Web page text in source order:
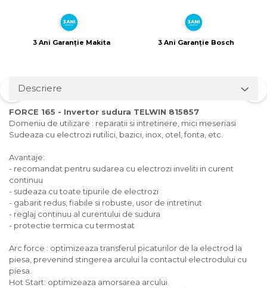
3 Ani Garanție Makita 3 Ani Garanție Bosch
Descriere
FORCE 165 - Invertor sudura TELWIN 815857
Domeniu de utilizare : reparatii si intretinere, mici meseriasi
Sudeaza cu electrozi rutilici, bazici, inox, otel, fonta, etc.
Avantaje:
- recomandat pentru sudarea cu electrozi inveliti in curent
continuu
- sudeaza cu toate tipurile de electrozi
- gabarit redus, fiabile si robuste, usor de intretinut
- reglaj continuu al curentului de sudura
- protectie termica cu termostat
Arc force : optimizeaza transferul picaturilor de la electrod la
piesa, prevenind stingerea arcului la contactul electrodului cu
piesa.
Hot Start: optimizeaza amorsarea arcului.